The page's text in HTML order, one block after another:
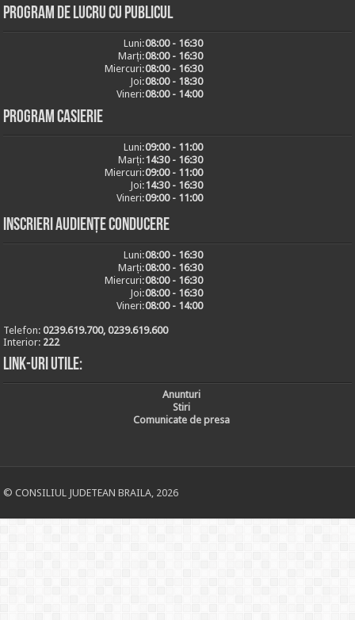
Program de lucru cu publicul
Luni:08:00 - 16:30
Marți:08:00 - 16:30
Miercuri:08:00 - 16:30
Joi:08:00 - 18:30
Vineri:08:00 - 14:00
Program casierie
Luni:09:00 - 11:00
Marți:14:30 - 16:30
Miercuri:09:00 - 11:00
Joi:14:30 - 16:30
Vineri:09:00 - 11:00
Inscrieri audiențe conducere
Luni:08:00 - 16:30
Marți:08:00 - 16:30
Miercuri:08:00 - 16:30
Joi:08:00 - 16:30
Vineri:08:00 - 14:00
Telefon:0239.619.700, 0239.619.600
Interior: 222
Link-uri utile:
Anunturi
Stiri
Comunicate de presa
© CONSILIUL JUDETEAN BRAILA, 2026